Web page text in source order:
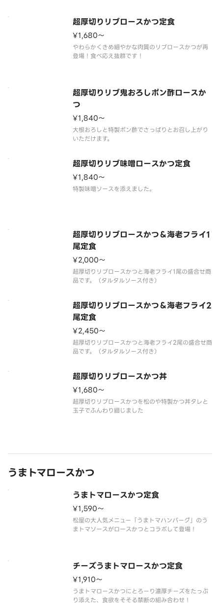
超厚切りリブロースかつ定食
¥1,680〜
やわらかくきめ細やかな肉質のリブロースかつが再
超厚切りリブ鬼おろしポン酢ロースか
つ
¥1,840〜
大根おろしと特製ポン酢でさっぱりとお召し上がり
超厚切りリブ味噌ロースかつ定食
¥1,840〜
超厚切りリブロースかつ＆海老フライ1
尾定食
¥2,000〜
超厚切りリブロースかつと海老フライ1尾の盛合せ商
超厚切りリブロースかつ＆海老フライ2
尾定食
¥2,450〜
超厚切りリブロースかつと海老フライ2尾の盛合せ商
超厚切りリブロースかつ丼
¥1,680〜
超厚切りリブロースかつを松のや特製かつ丼タレと
うまトマロースかつ
うまトマロースかつ定食
¥1,590〜
松屋の大人気メニュー「うまトマハンバーグ」のう
チーズうまトマロースかつ定食
¥1,910〜
うまトマロースかつにとろーり濃厚チーズをたっぷ